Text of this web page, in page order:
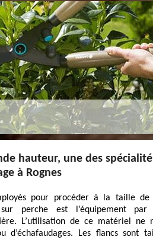
hauteur, une des
à Rognes
pour procéder à la taille
perche est l’équipement par
L’utilisation de ce matériel ne
d’échafaudages. Les flancs sont